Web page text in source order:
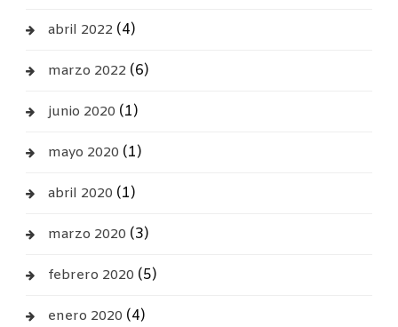
abril 2022 (4)
marzo 2022 (6)
junio 2020 (1)
mayo 2020 (1)
abril 2020 (1)
marzo 2020 (3)
febrero 2020 (5)
enero 2020 (4)